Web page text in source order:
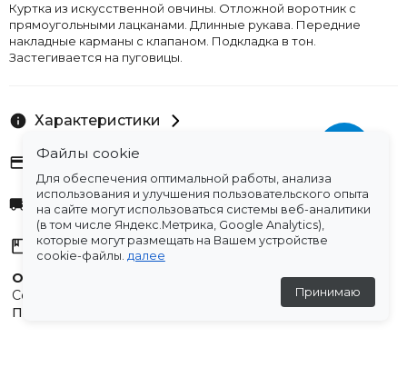
Куртка из искусственной овчины. Отложной воротник с
прямоугольными лацканами. Длинные рукава. Передние
накладные карманы с клапаном. Подкладка в тон.
Застегивается на пуговицы.
Характеристики
Оплата
Доставка
Склады
Остались вопросы?
Создали для вас подборку часто задаваемых вопросов.
Переходи по ссылке
Файлы cookie
Для обеспечения оптимальной работы, анализа
использования и улучшения пользовательского опыта
на сайте могут использоваться системы веб-аналитики
(в том числе Яндекс.Метрика, Google Analytics),
которые могут размещать на Вашем устройстве
cookie-файлы. далее
Принимаю